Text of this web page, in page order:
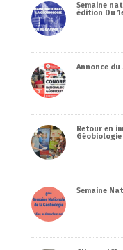
Semaine
édition Du
Annonce
Retour en
Géobiologie
Semaine